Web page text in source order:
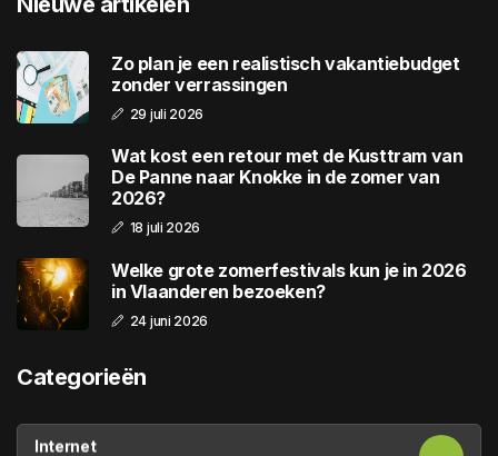
Zo plan je een realistisch vakantiebudget
zonder verrassingen
29 juli 2026
Wat kost een retour met de Kusttram van
De Panne naar Knokke in de zomer van
2026?
18 juli 2026
Welke grote zomerfestivals kun je in 2026
in Vlaanderen bezoeken?
24 juni 2026
Categorieën
Internet